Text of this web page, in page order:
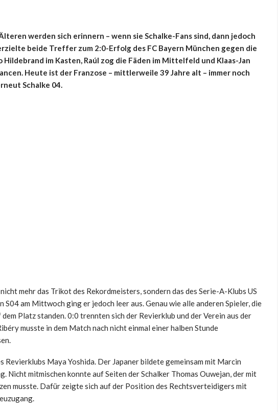
werden sich erinnern – wenn sie Schalke-Fans sind, dann jedoch
beide Treffer zum 2:0-Erfolg des FC Bayern München gegen die
Hildebrand im Kasten, Raúl zog die Fäden im Mittelfeld und Klaas-Jan
Heute ist der Franzose – mittlerweile 39 Jahre alt – immer noch
Schalke 04.
mehr das Trikot des Rekordmeisters, sondern das des Serie-A-Klubs US
S04 am Mittwoch ging er jedoch leer aus. Genau wie alle anderen Spieler, die
Platz standen. 0:0 trennten sich der Revierklub und der Verein aus der
musste in dem Match nach nicht einmal einer halben Stunde
Revierklubs Maya Yoshida. Der Japaner bildete gemeinsam mit Marcin
Nicht mitmischen konnte auf Seiten der Schalker Thomas Ouwejan, der mit
musste. Dafür zeigte sich auf der Position des Rechtsverteidigers mit